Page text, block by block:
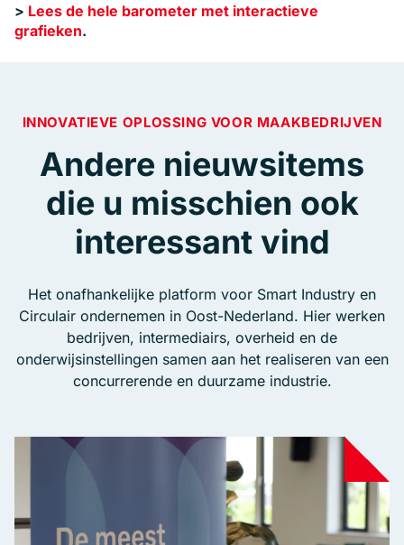
> Lees de hele barometer met interactieve
grafieken.
INNOVATIEVE OPLOSSING VOOR MAAKBEDRIJVEN
Andere nieuwsitems
die u misschien ook
interessant vind
Het onafhankelijke platform voor Smart Industry en
Circulair ondernemen in Oost-Nederland. Hier werken
bedrijven, intermediairs, overheid en de
onderwijsinstellingen samen aan het realiseren van een
concurrerende en duurzame industrie.